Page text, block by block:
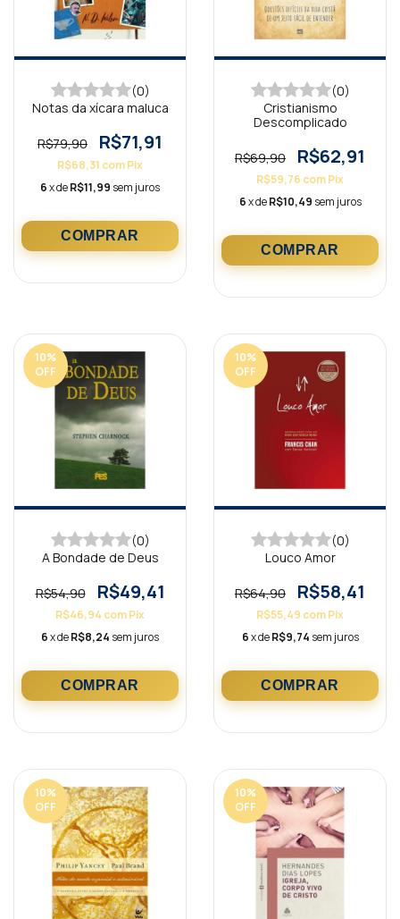
(0)
Notas da xícara maluca
R$79,90 R$71,91
R$68,31 comPix
6x deR$11,99 sem juros
(0)
Cristianismo
Descomplicado
R$69,90 R$62,91
R$59,76 comPix
6x deR$10,49 sem juros
10%
OFF
(0)
A Bondade de Deus
R$54,90 R$49,41
R$46,94 comPix
6x deR$8,24 sem juros
10%
OFF
(0)
Louco Amor
R$64,90 R$58,41
R$55,49 comPix
6x deR$9,74 sem juros
10%
OFF
10%
OFF